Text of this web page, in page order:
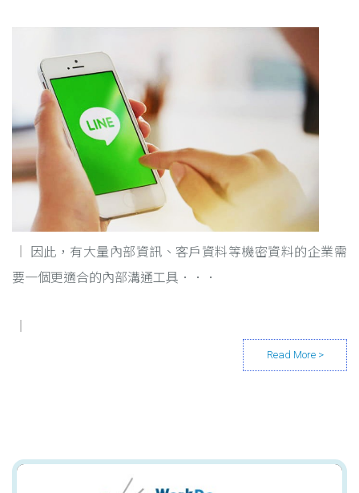
因此，有大量內部資訊、客戶資料等機密資料的企業需
要一個更適合的內部溝通工具．．．